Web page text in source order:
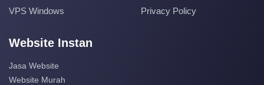
VPS Windows
Privacy Policy
Website Instan
Jasa Website
Website Murah